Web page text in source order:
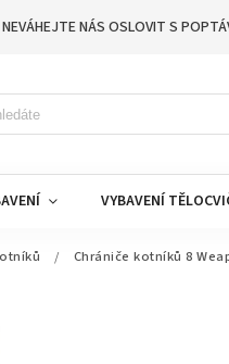
NÁS OSLOVIT S
VYBAVENÍ
/ Chrániče kotníků 8